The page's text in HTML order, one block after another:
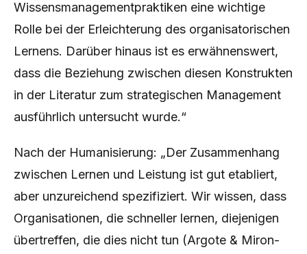
Wissensmanagementpraktiken eine wichtige
Rolle bei der Erleichterung des organisatorischen
Lernens. Darüber hinaus ist es erwähnenswert,
dass die Beziehung zwischen diesen Konstrukten
in der Literatur zum strategischen Management
ausführlich untersucht wurde.“
Nach der Humanisierung: „Der Zusammenhang
zwischen Lernen und Leistung ist gut etabliert,
aber unzureichend spezifiziert. Wir wissen, dass
Organisationen, die schneller lernen, diejenigen
übertreffen, die dies nicht tun (Argote & Miron-